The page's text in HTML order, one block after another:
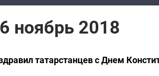
ноябрь 2018
татарстанцев с Днем